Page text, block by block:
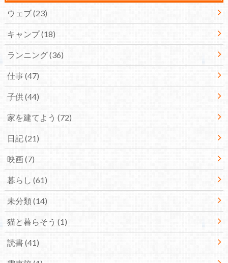
ウェブ(23)
キャンプ(18)
ランニング(36)
仕事(47)
子供(44)
家を建てよう (72)
日記 (21)
映画(7)
暮らし (61)
未分類(14)
猫と暮らそう (1)
読書(41)